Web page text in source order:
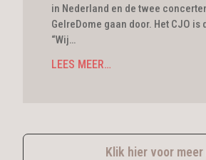
in Nederland en de twee
GelreDome gaan door. Het CJO
“Wij…
LEES MEER…
Klik hier voor meer